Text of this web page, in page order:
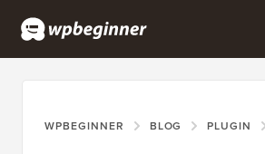
WPBEGINNER BLOG PLUGIN